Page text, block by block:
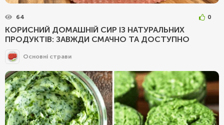
64 0
КОРИСНИЙ ДОМАШНІЙ СИР ІЗ НАТУРАЛЬНИХ
ПРОДУКТІВ: ЗАВЖДИ СМАЧНО ТА ДОСТУПНО
Основні страви